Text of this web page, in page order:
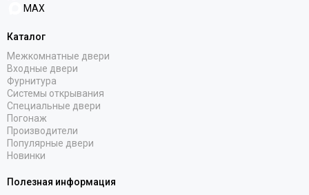
MAX
Каталог
Межкомнатные двери
Входные двери
Фурнитура
Системы открывания
Специальные двери
Погонаж
Производители
Популярные двери
Новинки
Полезная информация